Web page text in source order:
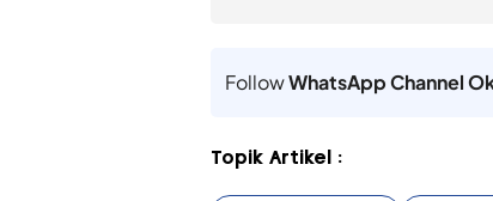
FollowWhatsApp Channel
Topik Artikel :